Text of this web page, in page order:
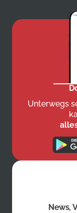
Unterwegs
News,